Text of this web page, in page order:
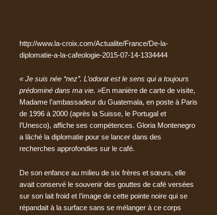
http://www.la-croix.com/Actualite/France/De-la-
diplomatie-a-la-cafeologie-2015-07-14-1334444
« Je suis née ‘‘nez’’. L’odorat est le sens qui a toujours
prédominé dans ma vie. »En manière de carte de visite,
Madame l’ambassadeur du Guatemala, en poste à Paris
de 1996 à 2000 (après la Suisse, le Portugal et
l’Unesco), affiche ses compétences. Gloria Montenegro
a lâché la diplomatie pour se lancer dans des
recherches approfondies sur le café.
De son enfance au milieu de six frères et sœurs, elle
avait conservé le souvenir des gouttes de café versées
sur son lait froid et l’image de cette pointe noire qui se
répandait à la surface sans se mélanger à ce corps